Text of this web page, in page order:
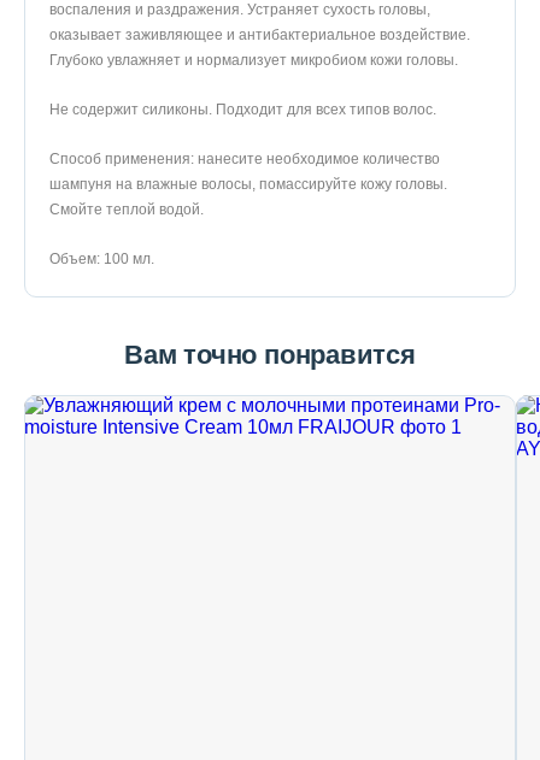
воспаления и раздражения. Устраняет сухость головы,
оказывает заживляющее и антибактериальное воздействие.
Глубоко увлажняет и нормализует микробиом кожи головы.
Не содержит силиконы. Подходит для всех типов волос.
Способ применения: нанесите необходимое количество
шампуня на влажные волосы, помассируйте кожу головы.
Смойте теплой водой.
Объем: 100 мл.
Вам точно понравится